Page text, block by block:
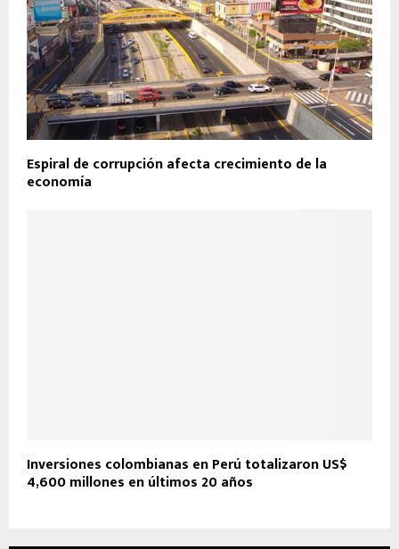
Espiral de corrupción afecta crecimiento de la
economía
Inversiones colombianas en Perú totalizaron US$
4,600 millones en últimos 20 años